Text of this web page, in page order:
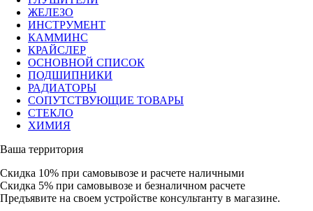
ЖЕЛЕЗО
ИНСТРУМЕНТ
КАММИНС
КРАЙСЛЕР
ОСНОВНОЙ СПИСОК
ПОДШИПНИКИ
РАДИАТОРЫ
СОПУТСТВУЮЩИЕ ТОВАРЫ
СТЕКЛО
ХИМИЯ
Ваша территория
Скидка 10% при самовывозе и расчете наличными
Скидка 5% при самовывозе и безналичном расчете
Предъявите на своем устройстве консультанту в магазине.